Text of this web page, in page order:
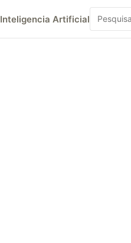
Inteligencia Artificial